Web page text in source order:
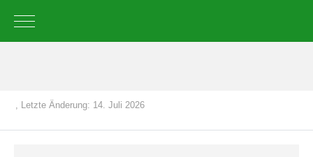
Mobile Menu Toggle
, Letzte Änderung: 14. Juli 2026